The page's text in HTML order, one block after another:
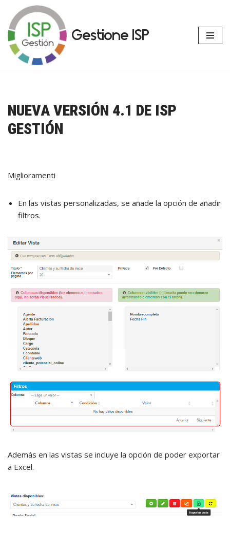
Vai
al
contenuto
Gestione ISP
NUEVA VERSIÓN 4.1 DE ISP
GESTIÓN
Miglioramenti
En las vistas personalizadas, se añade la opción de añadir
filtros.
Además en las vistas se incluye la opción de poder exportar
a Excel.